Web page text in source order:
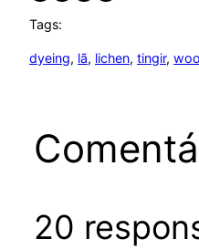
Tags:
dyeing, lã, lichen, tingir,
20